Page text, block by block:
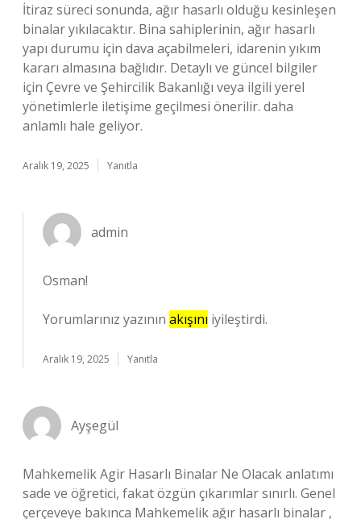
İtiraz süreci sonunda, ağır hasarlı olduğu kesinleşen
binalar yıkılacaktır. Bina sahiplerinin, ağır hasarlı
yapı durumu için dava açabilmeleri, idarenin yıkım
kararı almasına bağlıdır. Detaylı ve güncel bilgiler
için Çevre ve Şehircilik Bakanlığı veya ilgili yerel
yönetimlerle iletişime geçilmesi önerilir. daha
anlamlı hale geliyor.
Aralık 19, 2025 Yanıtla
admin
Osman!
Yorumlarınız yazının akışını iyileştirdi.
Aralık 19, 2025 Yanıtla
Ayşegül
Mahkemelik Agir Hasarlı Binalar Ne Olacak anlatımı
sade ve öğretici, fakat özgün çıkarımlar sınırlı. Genel
çerçeveye bakınca Mahkemelik ağır hasarlı binalar ,